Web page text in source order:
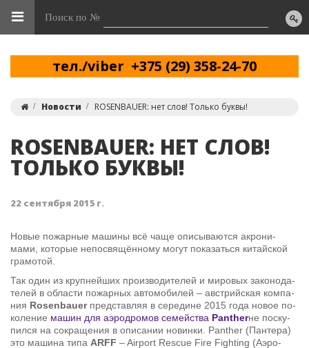
Поиск по №
тел./viber +375 (29) 358-24-70
Новости ROSENBAUER: нет слов! Только буквы!
ROSENBAUER: НЕТ СЛОВ!
ТОЛЬКО БУКВЫ!
22 сентября 2015 г.
Новые по­жар­ные ма­шины всё чаще опи­сы­ва­ются ак­ро­ни­
мами, ко­то­рые не­по­свя­щён­ному могут по­ка­заться ки­тайской
гра­мо­той.
Так один из круп­ней­ших про­из­во­ди­те­лей и ми­ро­вых за­ко­но­да­
те­лей в об­ла­сти по­жар­ных ав­то­мо­би­лей – ав­стрий­ская ком­па­
ния Rosenbauerпред­став­ляя в се­ре­дине 2015 года новое по­
ко­ле­ние машин для аэро­дро­мов се­мейства Pantherне по­ску­
пился на со­кра­ще­ния в опи­са­нии но­винки. Panther (Пан­тера)
это ма­шина типа ARFF – Airport Rescue Fire Fighting (Аэро­